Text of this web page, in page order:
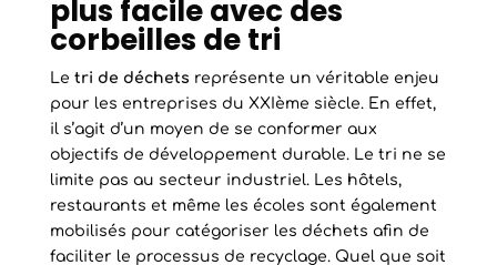
plus facile avec des
corbeilles de tri
Le tri de déchets représente un véritable enjeu
pour les entreprises du XXIème siècle. En effet,
il s’agit d’un moyen de se conformer aux
objectifs de développement durable. Le tri ne se
limite pas au secteur industriel. Les hôtels,
restaurants et même les écoles sont également
mobilisés pour catégoriser les déchets afin de
faciliter le processus de recyclage. Quel que soit